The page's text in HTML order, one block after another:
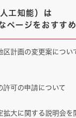
工知能）は
ページをおすす
区計画の変更案につい
許可の申請について
拡大に関する説明会を